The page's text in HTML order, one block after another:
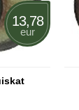
13,78
eur